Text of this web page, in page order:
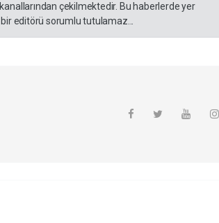
çekilmektedir. Bu haberlerde yer
editörü sorumlu tutulamaz...